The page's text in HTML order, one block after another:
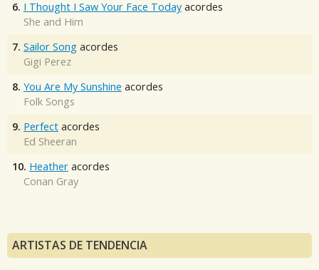
6. I Thought I Saw Your Face Today acordes
She and Him
7. Sailor Song acordes
Gigi Perez
8. You Are My Sunshine acordes
Folk Songs
9. Perfect acordes
Ed Sheeran
10. Heather acordes
Conan Gray
ARTISTAS DE TENDENCIA